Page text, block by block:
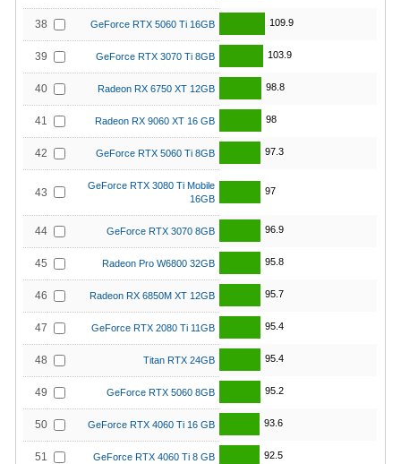
38 GeForce RTX 5060 Ti 16GB 109.9
39 GeForce RTX 3070 Ti 8GB 103.9
40 Radeon RX 6750 XT 12GB 98.8
41 Radeon RX 9060 XT 16 GB 98
42 GeForce RTX 5060 Ti 8GB 97.3
43
GeForce RTX 3080 Ti Mobile
16GB
97
44 GeForce RTX 3070 8GB 96.9
45 Radeon Pro W6800 32GB 95.8
46 Radeon RX 6850M XT 12GB 95.7
47 GeForce RTX 2080 Ti 11GB 95.4
48 Titan RTX 24GB 95.4
49 GeForce RTX 5060 8GB 95.2
50 GeForce RTX 4060 Ti 16 GB 93.6
51 GeForce RTX 4060 Ti 8 GB 92.5